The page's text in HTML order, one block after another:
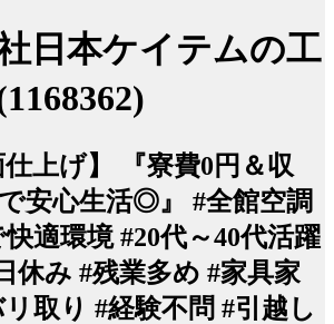
日本ケイテムの工
仕上げ】 『寮費0円＆収
安心生活◎』 #全館空調
適環境 #20代～40代活躍
休み #残業多め #家具家
取り #経験不問 #引越し